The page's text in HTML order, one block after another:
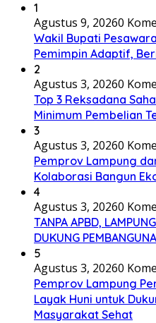
1
Agustus 9, 20260
Wakil Bupati
Pemimpin Adaptif,
2
Agustus 3, 20260
Top 3 Reksadana
Minimum Pembelian
3
Agustus 3, 20260
Pemprov Lampung
Kolaborasi Bangun
4
Agustus 3, 20260
TANPA APBD,
DUKUNG
5
Agustus 3, 20260
Pemprov Lampung
Layak Huni untuk
Masyarakat Sehat